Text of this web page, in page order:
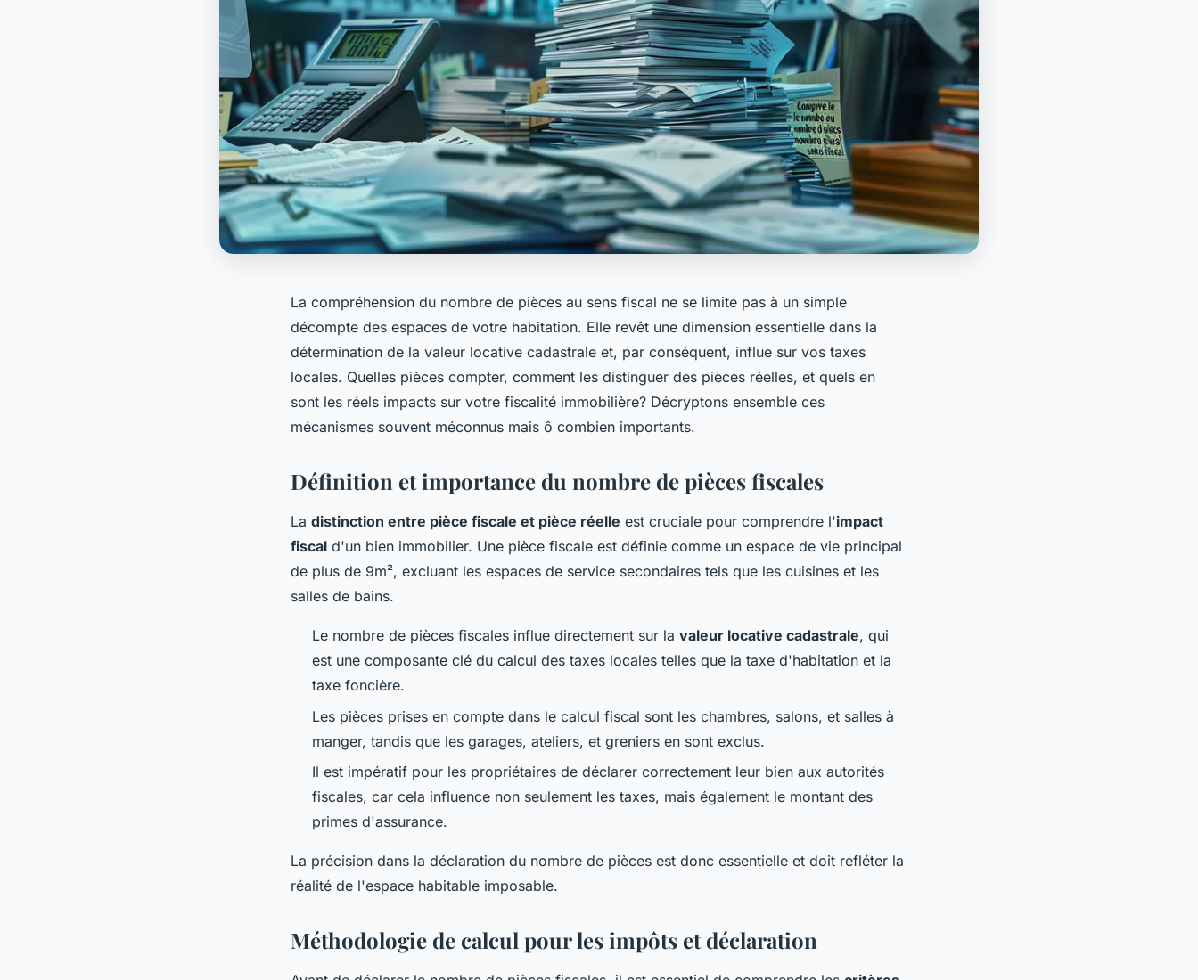
La compréhension du nombre de pièces au sens fiscal ne se limite pas à un simple
décompte des espaces de votre habitation. Elle revêt une dimension essentielle dans la
détermination de la valeur locative cadastrale et, par conséquent, influe sur vos taxes
locales. Quelles pièces compter, comment les distinguer des pièces réelles, et quels en
sont les réels impacts sur votre fiscalité immobilière? Décryptons ensemble ces
mécanismes souvent méconnus mais ô combien importants.
Définition et importance du nombre de pièces fiscales
La distinction entre pièce fiscale et pièce réelle est cruciale pour comprendre l'impact
fiscal d'un bien immobilier. Une pièce fiscale est définie comme un espace de vie principal
de plus de 9m², excluant les espaces de service secondaires tels que les cuisines et les
salles de bains.
Le nombre de pièces fiscales influe directement sur la valeur locative cadastrale, qui
est une composante clé du calcul des taxes locales telles que la taxe d'habitation et la
taxe foncière.
Les pièces prises en compte dans le calcul fiscal sont les chambres, salons, et salles à
manger, tandis que les garages, ateliers, et greniers en sont exclus.
Il est impératif pour les propriétaires de déclarer correctement leur bien aux autorités
fiscales, car cela influence non seulement les taxes, mais également le montant des
primes d'assurance.
La précision dans la déclaration du nombre de pièces est donc essentielle et doit refléter la
réalité de l'espace habitable imposable.
Méthodologie de calcul pour les impôts et déclaration